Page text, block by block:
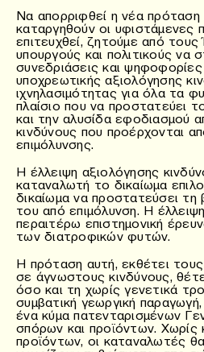
Να απορριφθεί η νέα
καταργηθούν οι υφιστάμενες
επιτευχθεί, ζητούμε από
υπουργούς και πολιτικούς να
συνεδριάσεις και
υποχρεωτικής αξιολόγησης
ιχνηλασιμότητας για όλα τα
πλαίσιο που να προστατεύει
και την αλυσίδα εφοδιασμού
κινδύνους που προέρχονται
επιμόλυνσης.
Η έλλειψη αξιολόγησης
καταναλωτή το δικαίωμα
δικαίωμα να προστατεύσει τη
του από επιμόλυνση. Η
περαιτέρω επιστημονική
των διατροφικών φυτών.
Η πρόταση αυτή, εκθέτει
σε άγνωστους κινδύνους,
όσο και τη χωρίς γενετικά
συμβατική γεωργική
ένα κύμα πατενταρισμένων
σπόρων και προϊόντων. Χωρίς
προϊόντων, οι καταναλωτές